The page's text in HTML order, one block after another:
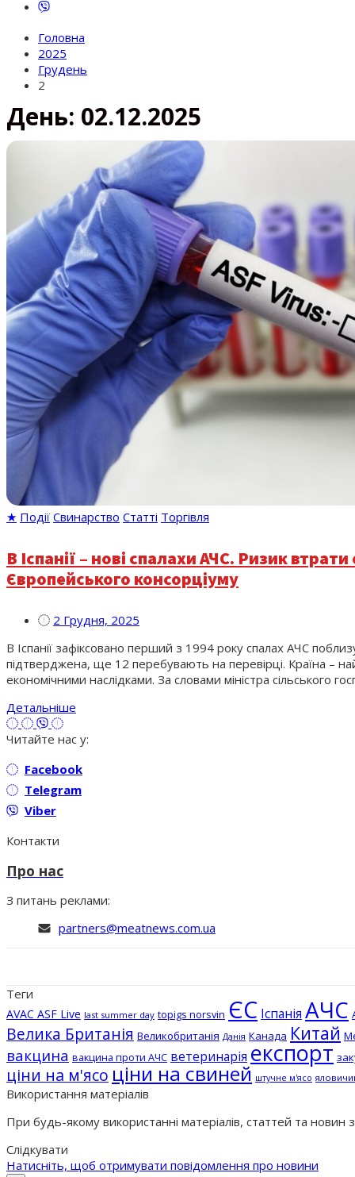
Головна
2025
Грудень
2
День: 02.12.2025
★ Події Свинарство Статті Торгівля
В Іспанії – нові спалахи АЧС. Ризик
Європейського консорціуму
2 Грудня, 2025
В Іспанії зафіксовано перший з 1994 року спалах АЧС
підтверджена, ще 12 перебувають на перевірці. Країна –
економічними наслідками. За словами міністра сільського
Детальніше
Читайте нас у:
Facebook
Telegram
Viber
Контакти
Про нас
З питань реклами:
partners@meatnews.com.ua
Теги
AVAC ASF Live last summer day topigs norsvin ЄС Іспанія АЧС
Велика Британія Великобританія Данія Канада Китай
вакцина вакцина проти АЧС ветеринарія експорт
ціни на м'ясо ціни на свиней штучне м'ясо
Використання матеріалів
При будь-якому використанні матеріалів, статтей та
Слідкувати
Натисніть, щоб отримувати повідомлення про новини